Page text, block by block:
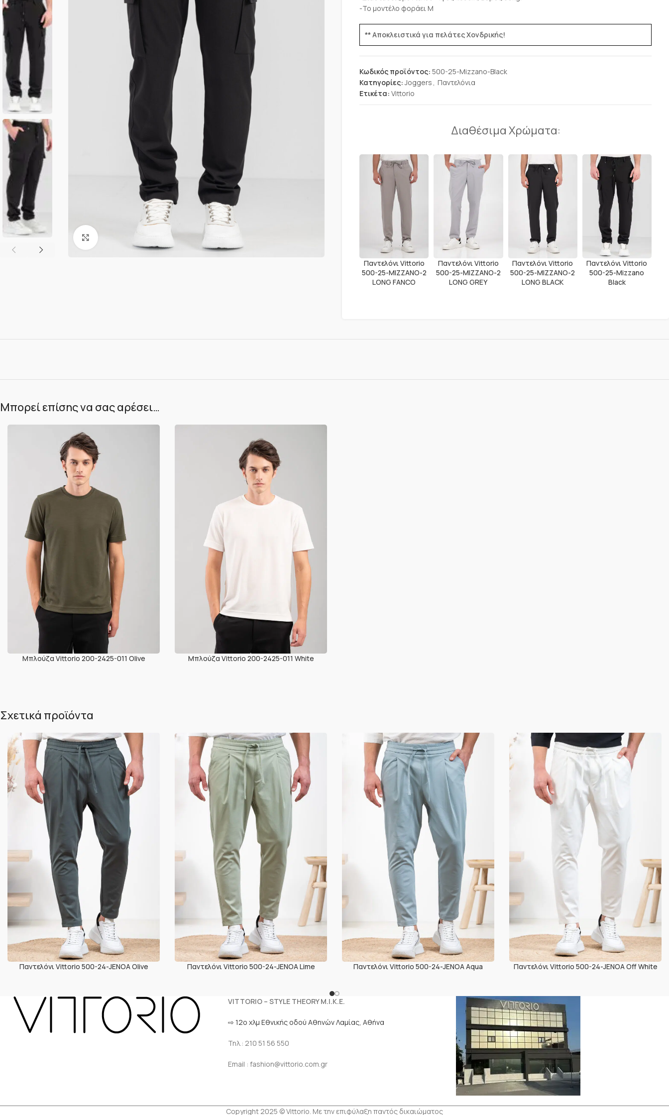
-Το μοντέλο φοράει Μ
** Αποκλειστικά για πελάτες Χονδρικής!
Κωδικός προϊόντος: 500-25-Mizzano-Black
Κατηγορίες: Joggers , Παντελόνια
Ετικέτα: Vittorio
Διαθέσιμα Χρώματα:
Παντελόνι Vittorio
500-25-MIZZANO-2
LONG FANCO
Παντελόνι Vittorio
500-25-MIZZANO-2
LONG GREY
Παντελόνι Vittorio
500-25-MIZZANO-2
LONG BLACK
Παντελόνι Vittorio
500-25-Mizzano
Black
Μπορεί επίσης να σας αρέσει…
Μπλούζα Vittorio 200-2425-011 Olive Μπλούζα Vittorio 200-2425-011 White
Σχετικά προϊόντα
Παντελόνι Vittorio 500-24-JENOA Olive Παντελόνι Vittorio 500-24-JENOA Lime Παντελόνι Vittorio 500-24-JENOA Aqua Παντελόνι Vittorio 500-24-JENOA Off White
VITTORIO – STYLE THEORY M.I.K.E.
⇨ 12ο χλμ Eθνικής οδού Αθηνών Λαμίας, Αθήνα
Τηλ.: 210 51 56 550
Email : fashion@vittorio.com.gr
Copyright 2025 © Vittorio. Με την επιφύλαξη παντός δικαιώματος